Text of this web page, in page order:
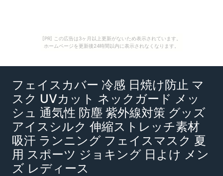
[PR] この広告は3ヶ月以上更新がないため表示されています。
ホームページを更新後24時間以内に表示されなくなります。
フェイスカバー 冷感 日焼け防止 マ
スク UVカット ネックガード メッ
シュ 通気性 防塵 紫外線対策 グッズ
アイスシルク 伸縮ストレッチ素材
吸汗 ランニング フェイスマスク 夏
用 スポーツ ジョキング 日よけ メン
ズ レディース